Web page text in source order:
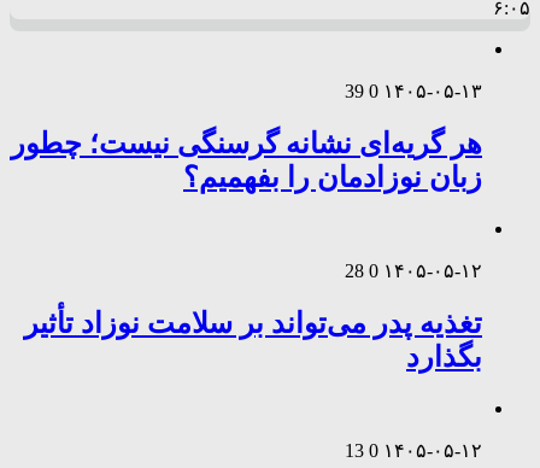
۶:۰۵
۱۴۰۵-۰۵-۱۳ 0
39
هر گریه‌ای نشانه گرسنگی نیست؛ چطور
زبان نوزادمان را بفهمیم؟
۱۴۰۵-۰۵-۱۲ 0
28
تغذیه پدر می‌تواند بر سلامت نوزاد تأثیر
بگذارد
۱۴۰۵-۰۵-۱۲ 0
13